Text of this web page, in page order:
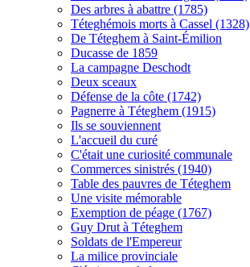
Des arbres à abattre (1785)
Téteghémois morts à Cassel (1328)
De Téteghem à Saint-Émilion
Ducasse de 1859
La campagne Deschodt
Deux sceaux
Défense de la côte (1742)
Pagnerre à Téteghem (1915)
Ils se souviennent
L'accueil du curé
C'était une curiosité communale
Commerces sinistrés (1940)
Table des pauvres de Téteghem
Une visite mémorable
Exemption de péage (1767)
Guy Drut à Téteghem
Soldats de l'Empereur
La milice provinciale